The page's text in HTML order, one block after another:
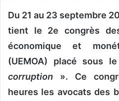
u
e
Du 21 au 23 septembre
tient le 2e congrès
économique et
(UEMOA) placé sous
corruption ». Ce
heures les avocats des